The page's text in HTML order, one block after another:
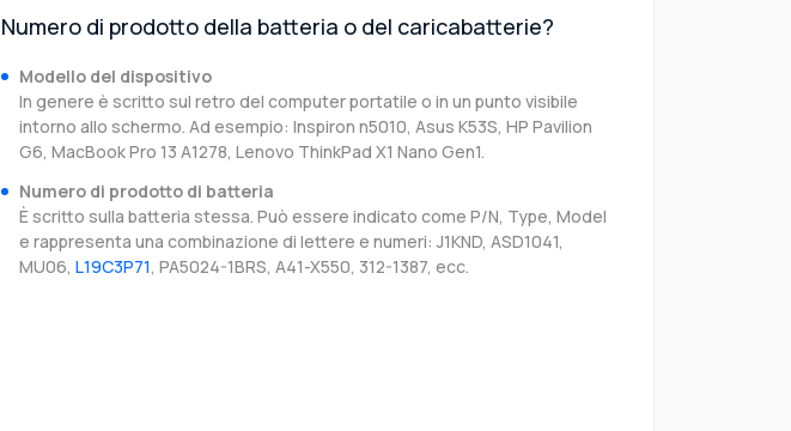
Numero di prodotto della batteria o del caricabatterie?
Modello del dispositivo
In genere è scritto sul retro del computer portatile o in un punto visibile
intorno allo schermo. Ad esempio: Inspiron n5010, Asus K53S, HP Pavilion
G6, MacBook Pro 13 A1278, Lenovo ThinkPad X1 Nano Gen1.
Numero di prodotto di batteria
È scritto sulla batteria stessa. Può essere indicato come P/N, Type, Model
e rappresenta una combinazione di lettere e numeri: J1KND, ASD1041,
MU06, L19C3P71, PA5024-1BRS, A41-X550, 312-1387, ecc.